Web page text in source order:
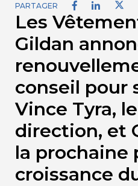
Carrières
Page d’accueil de
HanesBrands
PARTAGER
Les
Gildan
conseil pour
Vince Tyra,
direction, et
la prochaine
croissance